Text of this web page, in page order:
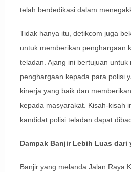
telah berdedikasi dalam
Tidak hanya itu, detikcom juga
untuk memberikan penghargaan
teladan. Ajang ini bertujuan untuk
penghargaan kepada para polisi
kinerja yang baik dan
kepada masyarakat. Kisah-kisah
kandidat polisi teladan dapat
Dampak Banjir Lebih Luas dari
Banjir yang melanda Jalan Raya